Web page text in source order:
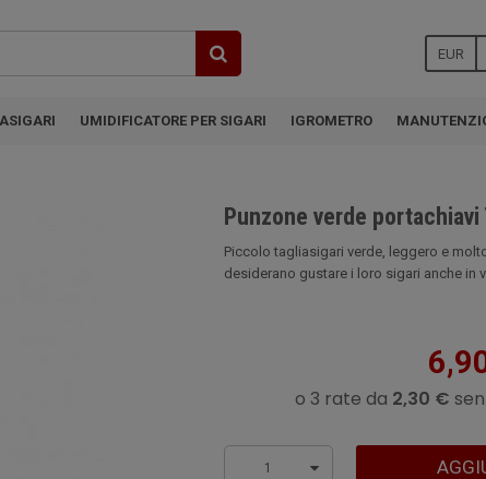
EUR
UMIDIFICATORE PER SIGARI IGROMETRO
Punzone verde portachiavi
Piccolo tagliasigari verde, leggero e
desiderano gustare i loro sigari anche in
1